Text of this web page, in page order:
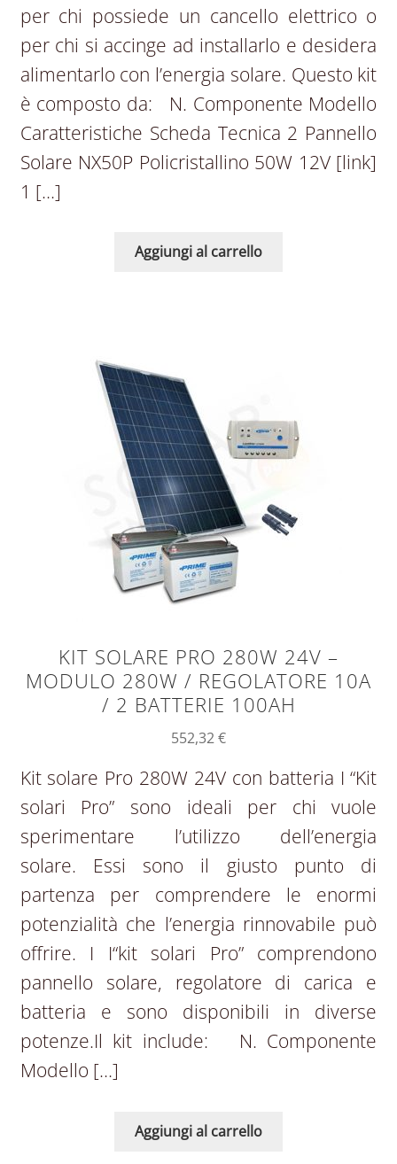
per chi possiede un cancello elettrico o
per chi si accinge ad installarlo e desidera
alimentarlo con l’energia solare. Questo kit
è composto da: N. Componente Modello
Caratteristiche Scheda Tecnica 2 Pannello
Solare NX50P Policristallino 50W 12V [link]
1 […]
Aggiungi al carrello
KIT SOLARE PRO 280W 24V –
MODULO 280W / REGOLATORE 10A
/ 2 BATTERIE 100AH
552,32€
Kit solare Pro 280W 24V con batteria I “Kit
solari Pro” sono ideali per chi vuole
sperimentare l’utilizzo dell’energia
solare. Essi sono il giusto punto di
partenza per comprendere le enormi
potenzialità che l’energia rinnovabile può
offrire. I I“kit solari Pro” comprendono
pannello solare, regolatore di carica e
batteria e sono disponibili in diverse
potenze.Il kit include: N. Componente
Modello […]
Aggiungi al carrello